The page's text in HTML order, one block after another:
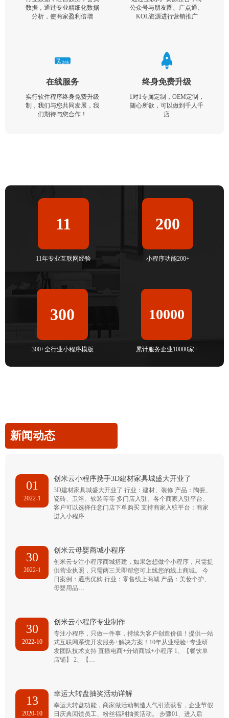
数据，通过专业精细化数据
分析，使商家盈利倍增
公众号与朋友圈、广点通、
KOL资源进行营销推广
在线服务
实行软件程序终身免费升级
制，我们与您共同发展，我
们期待与您合作！
终身免费升级
1对1专属定制，OEM定制，
随心所欲，可以做到千人千
店
11
11年专业互联网经验
200
小程序功能200+
300
300+全行业小程序模版
10000
累计服务企业10000家+
新闻动态
01
2022-1
创米云小程序携手3D建材家具城盛大开业了
3D建材家具城盛大开业了 行业：建材、装修 产品：陶瓷、
瓷砖、卫浴、软装等等 多门店入驻、各个商家入驻平台、
客户可以选择任意门店下单购买 支持商家入驻平台：商家
进入小程序…
30
2022-1
创米云母婴商城小程序
创米云专注小程序商城搭建，如果您想做个小程序，只需提
供营业执照，只需两三天即帮您可上线您的线上商城。 今
日案例：通惠优购 行业：零售线上商城 产品：美妆个护、
母婴用品…
30
2022-10
创米云小程序专业制作
专注小程序，只做一件事，持续为客户创造价值！提供一站
式互联网系统开发服务+解决方案！10年从业经验+专业研
发团队技术支持 直播电商+分销商城+小程序 1、【餐饮单
店铺】 2、【…
13
2020-10
幸运大转盘抽奖活动详解
幸运大转盘功能，商家做活动制造人气引流获客，企业节假
日庆典回馈员工、粉丝福利抽奖活动。 步骤01、进入后